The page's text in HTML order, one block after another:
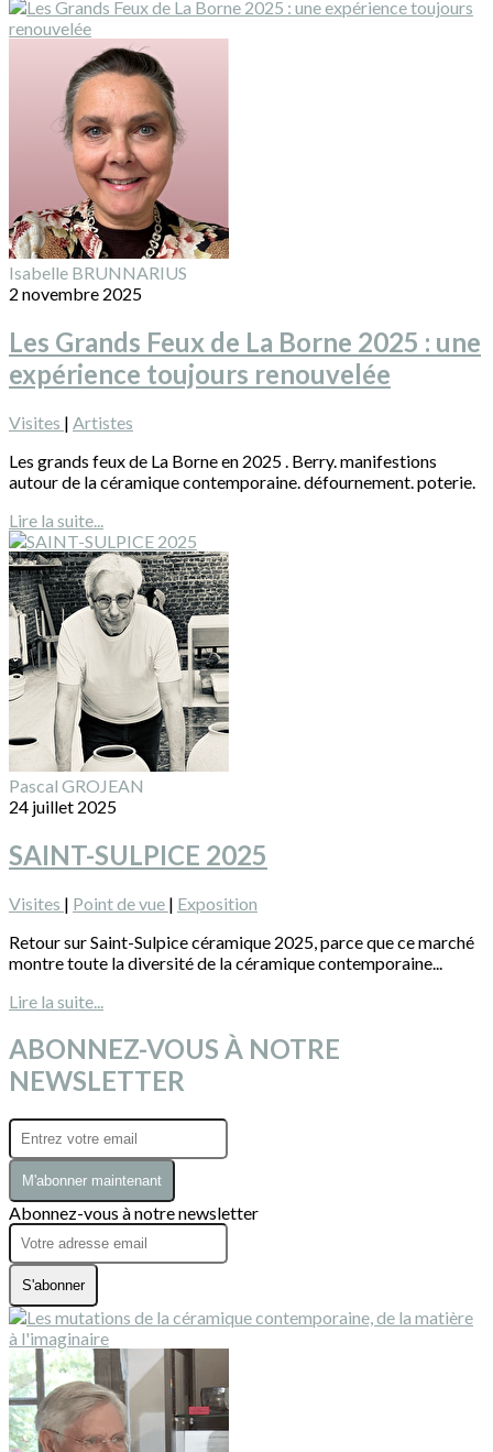
Isabelle BRUNNARIUS
2 novembre 2025
Les Grands Feux de La Borne 2025 : une
expérience toujours renouvelée
Visites | Artistes
Les grands feux de La Borne en 2025 . Berry. manifestions
autour de la céramique contemporaine. défournement. poterie.
Lire la suite...
Pascal GROJEAN
24 juillet 2025
SAINT-SULPICE 2025
Visites | Point de vue | Exposition
Retour sur Saint-Sulpice céramique 2025, parce que ce marché
montre toute la diversité de la céramique contemporaine...
Lire la suite...
ABONNEZ-VOUS À NOTRE
NEWSLETTER
M'abonner maintenant
Abonnez-vous à notre newsletter
S'abonner